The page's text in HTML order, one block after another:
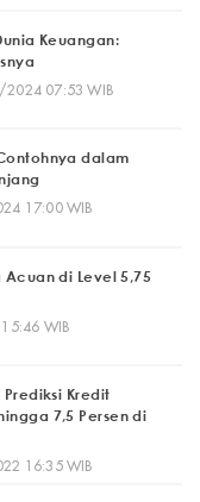
Keuangan:
07:53 WIB
dalam
17:00 WIB
Acuan di Level 5,75
WIB
Prediksi Kredit
7,5 Persen di
16:35 WIB